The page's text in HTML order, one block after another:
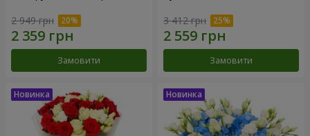
2 949 грн
Замовити
3 412 грн
Замовити